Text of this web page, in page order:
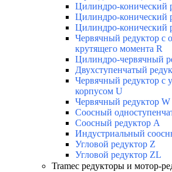
Цилиндро-конический
Цилиндро-конический
Цилиндро-конический
Червячный редуктор с
крутящего момента R
Цилиндро-червячный
Двухступенчатый
Червячный редуктор с
корпусом U
Червячный редуктор W
Соосный
Соосный редуктор А
Индустриальный
Угловой редуктор Z
Угловой редуктор ZL
Tramec редукторы и мотор-